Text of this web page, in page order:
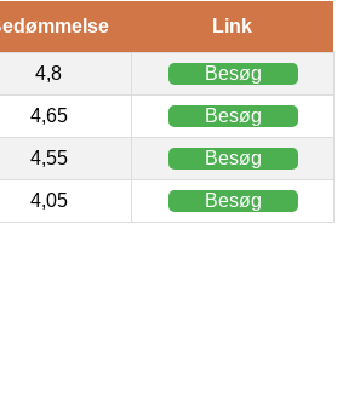
Link
4,8 Besøg
4,65 Besøg
4,55 Besøg
4,05 Besøg